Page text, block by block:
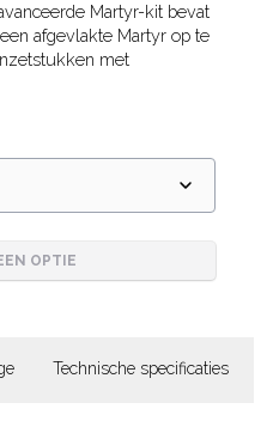
Martyr-kit bevat
afgevlakte Martyr op te
met
OPTIE
Technische specificaties